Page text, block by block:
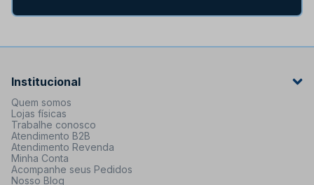
Institucional
Quem somos
Lojas físicas
Trabalhe conosco
Atendimento B2B
Atendimento Revenda
Minha Conta
Acompanhe seus Pedidos
Nosso Blog